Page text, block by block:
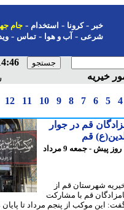
-کرونا-استخدام- جام جهانی
شرعی-آب و هوا-تماس-
14:46 | 1405/5/16
5
6
7
8
9
10
11
12
13
قم در جوار
قم
7 روز پیش - جمعه 9 مرداد
شهرستان قم از
امامزادگان قم با مشارکت
موکب از پنجم مرداد تا پایان ماه